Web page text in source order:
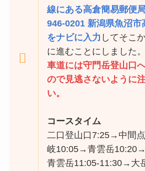
線にある高倉簡易郵便
946-0201 新潟県魚沼市
をナビに入力 してそこ
に進むことにしました。
車道には守門岳登山口
ので見逃さないように
い。
コースタイム
二口登山口7:25→中間
岐10:05→青雲岳
青雲岳11:05-11:30→大